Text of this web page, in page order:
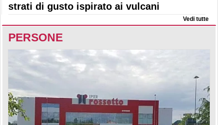
strati di gusto ispirato ai vulcani
Vedi tutte
PERSONE